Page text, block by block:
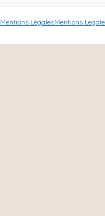
Mentions LégalesMentions